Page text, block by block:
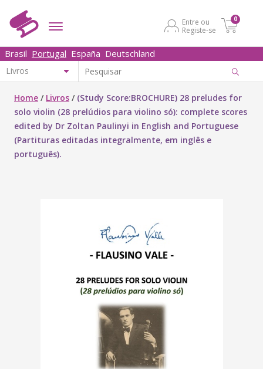
Entre ou
Registe-se
0
Brasil Portugal España Deutschland
Home / Livros / (Study Score:BROCHURE) 28 preludes for
solo violin (28 prelúdios para violino só): complete scores
edited by Dr Zoltan Paulinyi in English and Portuguese
(Partituras editadas integralmente, em inglês e
português).